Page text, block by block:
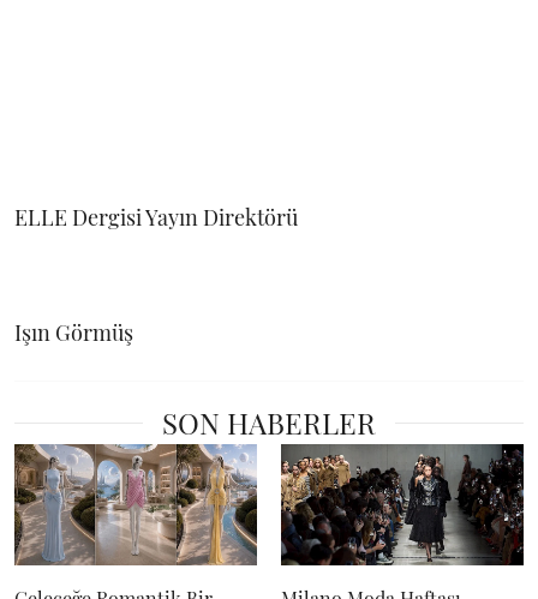
ELLE Dergisi Yayın Direktörü
Işın Görmüş
SON HABERLER